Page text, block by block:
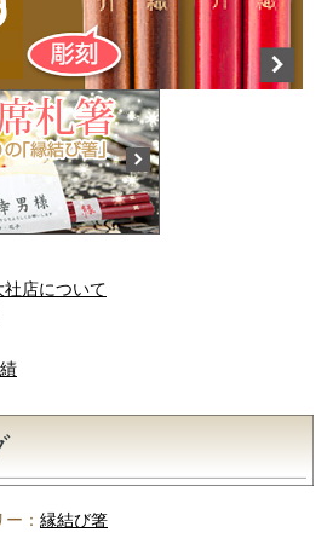
店について
： 縁結び箸